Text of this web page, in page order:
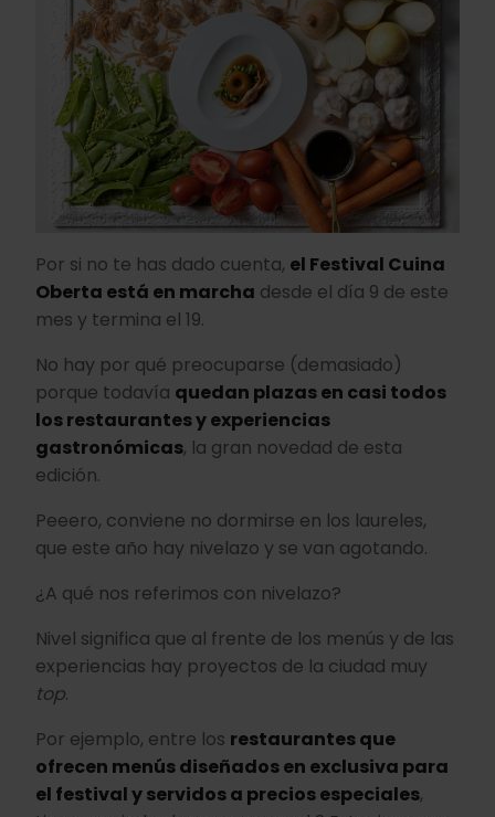
Por si no te has dado cuenta, el Festival Cuina
Oberta está en marcha desde el día 9 de este
mes y termina el 19.
No hay por qué preocuparse (demasiado)
porque todavía quedan plazas en casi todos
los restaurantes y experiencias
gastronómicas, la gran novedad de esta
edición.
Peeero, conviene no dormirse en los laureles,
que este año hay nivelazo y se van agotando.
¿A qué nos referimos con nivelazo?
Nivel significa que al frente de los menús y de las
experiencias hay proyectos de la ciudad muy
top.
Por ejemplo, entre los restaurantes que
ofrecen menús diseñados en exclusiva para
el festival y servidos a precios especiales,